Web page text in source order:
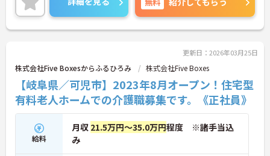
に詳細をお話しいたしますのでお気軽にご相談くだ
さい！
更新日：2026年03月25日
株式会社Five Boxesからふるひろみ 株式会社Five Boxes
【岐阜県／可児市】2023年8月オープン！住宅型
有料老人ホームでの介護職募集です。《正社員》
給料
月収 21.5万円～35.0万円程度 ※諸手当込
み